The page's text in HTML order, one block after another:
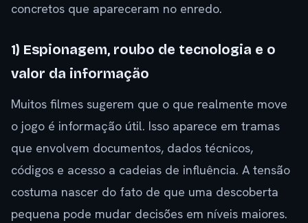
concretos que apareceram no enredo.
1) Espionagem, roubo de tecnologia e o
valor da informação
Muitos filmes sugerem que o que realmente move
o jogo é informação útil. Isso aparece em tramas
que envolvem documentos, dados técnicos,
códigos e acesso a cadeias de influência. A tensão
costuma nascer do fato de que uma descoberta
pequena pode mudar decisões em níveis maiores.